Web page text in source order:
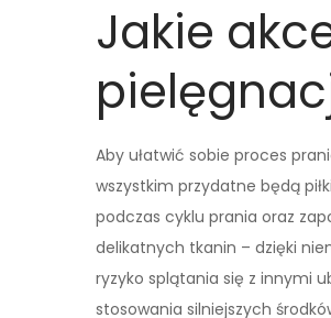
Jakie
Aby ułatwić sobie proces
wszystkim przydatne będą
podczas cyklu prania oraz
delikatnych tkanin – dzięki
ryzyko splątania się z innymi
stosowania silniejszych